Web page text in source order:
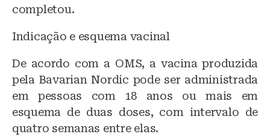
completou.
Indicação e esquema vacinal
De acordo com a OMS, a vacina produzida
pela Bavarian Nordic pode ser administrada
em pessoas com 18 anos ou mais em
esquema de duas doses, com intervalo de
quatro semanas entre elas.